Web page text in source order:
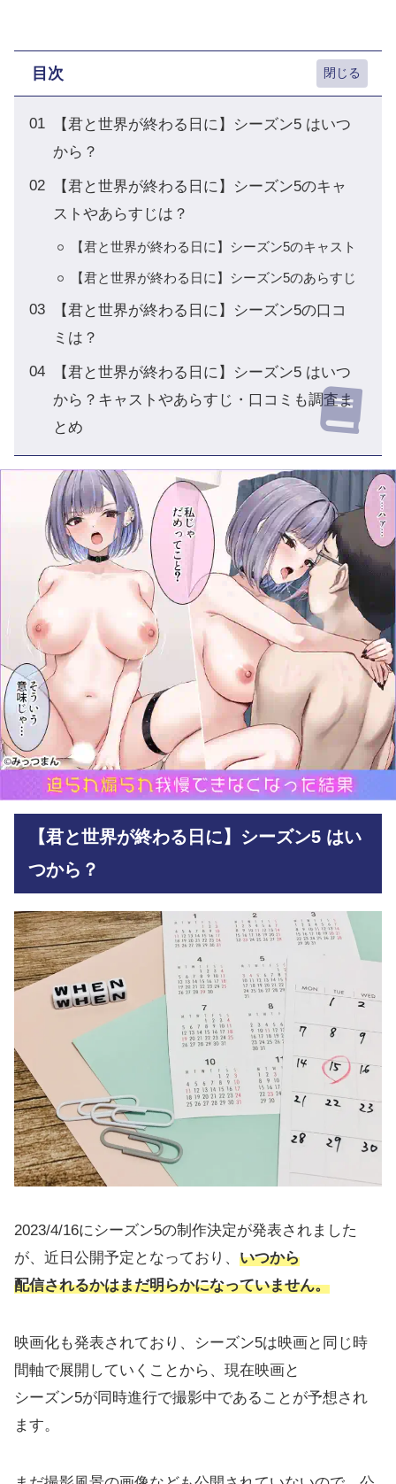
目次
【君と世界が終わる日に】シーズン5 はいつ
から？
【君と世界が終わる日に】シーズン5のキャ
ストやあらすじは？
【君と世界が終わる日に】シーズン5のキャスト
【君と世界が終わる日に】シーズン5のあらすじ
【君と世界が終わる日に】シーズン5の口コ
ミは？
【君と世界が終わる日に】シーズン5 はいつ
から？キャストやあらすじ・口コミも調査ま
とめ
【君と世界が終わる日に】シーズン5 はい
つから？
2023/4/16にシーズン5の制作決定が発表されました
が、近日公開予定となっており、 いつから
配信されるかはまだ明らかになっていません。
映画化も発表されており、シーズン5は映画と同じ時
間軸で展開していくことから、現在映画と
シーズン5が同時進行で撮影中であることが予想され
ます。